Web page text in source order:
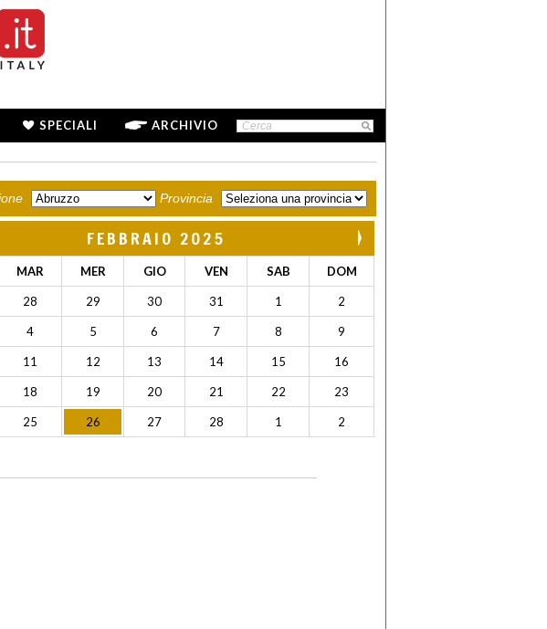
SPECIALI ARCHIVIO
Provincia
FEBBRAIO 2025
MAR MER GIO VEN SAB DOM
28 29 30 31 1 2
4 5 6 7 8 9
11 12 13 14 15 16
18 19 20 21 22 23
25 26 27 28 1 2